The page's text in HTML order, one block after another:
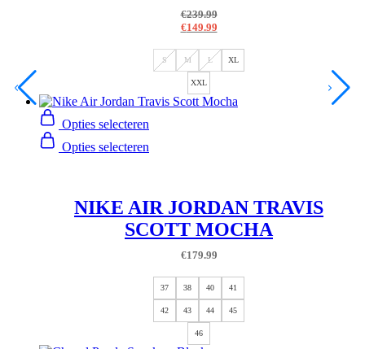
€239.99
€149.99
S M L XL
XXL
Opties selecteren
Opties selecteren
NIKE AIR JORDAN TRAVIS
SCOTT MOCHA
€179.99
37 38 40 41
42 43 44 45
46